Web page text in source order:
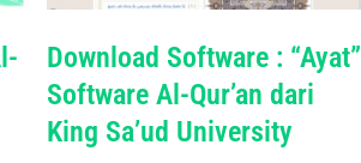
Download Software : “Ayat”
Software Al-Qur’an dari
King Sa’ud University